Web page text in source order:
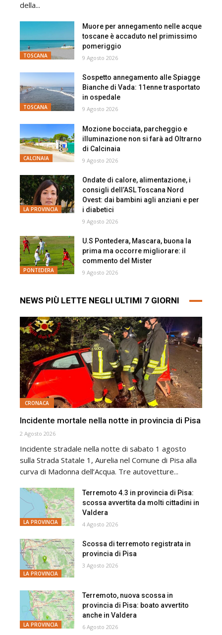
della...
TOSCANA
Muore per annegamento nelle acque
toscane è accaduto nel primissimo
pomeriggio
9 Agosto 2026
TOSCANA
Sospetto annegamento alle Spiagge
Bianche di Vada: 11enne trasportato
in ospedale
9 Agosto 2026
CALCINAIA
Mozione bocciata, parcheggio e
illuminazione non si farà ad Oltrarno
di Calcinaia
9 Agosto 2026
LA PROVINCIA
Ondate di calore, alimentazione, i
consigli dell’ASL Toscana Nord
Ovest: dai bambini agli anziani e per
i diabetici
9 Agosto 2026
PONTEDERA
U.S Pontedera, Mascara, buona la
prima ma occorre migliorare: il
commento del Mister
9 Agosto 2026
NEWS PIÙ LETTE NEGLI ULTIMI 7 GIORNI
CRONACA
Incidente mortale nella notte in provincia di Pisa
2 Agosto 2026
Incidente stradale nella notte di sabato 1 agosto
sulla Strada Statale 1, Aurelia nel Comune di Pisa alla
curva di Madonna dell’Acqua. Tre autovetture...
LA PROVINCIA
Terremoto 4.3 in provincia di Pisa:
scossa avvertita da molti cittadini in
Valdera
4 Agosto 2026
LA PROVINCIA
Scossa di terremoto registrata in
provincia di Pisa
3 Agosto 2026
LA PROVINCIA
Terremoto, nuova scossa in
provincia di Pisa: boato avvertito
anche in Valdera
6 Agosto 2026